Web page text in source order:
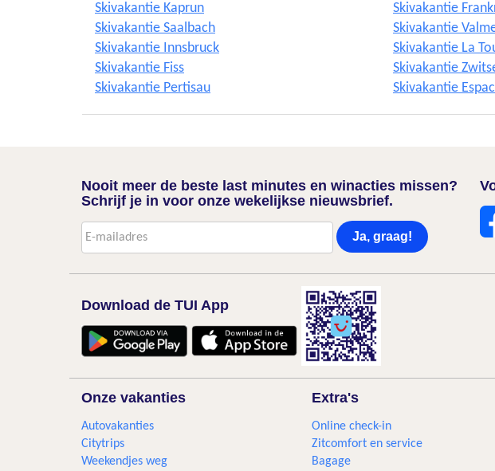
Skivakantie Kaprun
Skivakantie Saalbach
Skivakantie Innsbruck
Skivakantie Fiss
Skivakantie Pertisau
Skivakantie
Skivakantie
Skivakantie La
Skivakantie
Skivakantie
Nooit meer de beste last minutes en winacties missen?
Schrijf je in voor onze wekelijkse nieuwsbrief.
Ja, graag!
Download de TUI App
Onze vakanties
Autovakanties
Citytrips
Weekendjes weg
Extra's
Online check-in
Zitcomfort en service
Bagage